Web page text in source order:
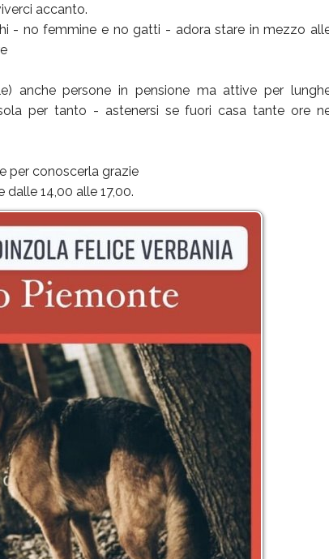
accanto.
- no femmine e no gatti - adora stare in mezzo
anche persone in pensione ma attive per
per tanto - astenersi se fuori casa tante ore
per conoscerla grazie
dalle 14,00 alle 17,00.